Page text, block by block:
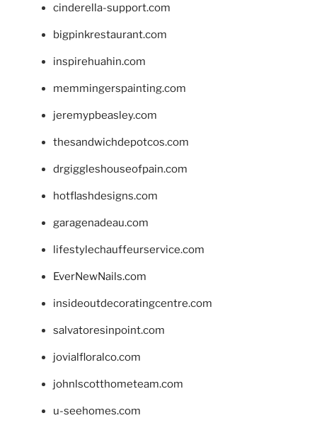
cinderella-support.com
bigpinkrestaurant.com
inspirehuahin.com
memmingerspainting.com
jeremypbeasley.com
thesandwichdepotcos.com
drgiggleshouseofpain.com
hotflashdesigns.com
garagenadeau.com
lifestylechauffeurservice.com
EverNewNails.com
insideoutdecoratingcentre.com
salvatoresinpoint.com
jovialfloralco.com
johnlscotthometeam.com
u-seehomes.com